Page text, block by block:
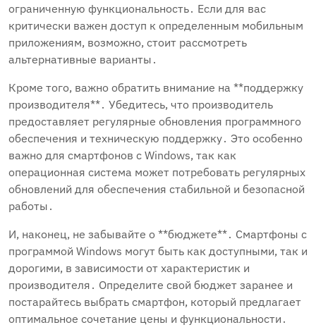
ограниченную функциональность․ Если для вас
критически важен доступ к определенным мобильным
приложениям, возможно, стоит рассмотреть
альтернативные варианты․
Кроме того, важно обратить внимание на **поддержку
производителя**․ Убедитесь, что производитель
предоставляет регулярные обновления программного
обеспечения и техническую поддержку․ Это особенно
важно для смартфонов с Windows, так как
операционная система может потребовать регулярных
обновлений для обеспечения стабильной и безопасной
работы․
И, наконец, не забывайте о **бюджете**․ Смартфоны с
программой Windows могут быть как доступными, так и
дорогими, в зависимости от характеристик и
производителя․ Определите свой бюджет заранее и
постарайтесь выбрать смартфон, который предлагает
оптимальное сочетание цены и функциональности․